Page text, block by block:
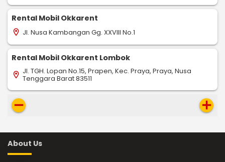
Rental Mobil Okkarent
location_on Jl. Nusa Kambangan Gg. XXVIII No.1
Rental Mobil Okkarent Lombok
location_on Jl. TGH. Lopan No.15, Prapen, Kec. Praya, Praya, Nusa
Tenggara Barat 83511
remove add
About Us